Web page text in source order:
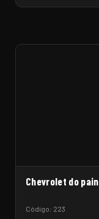
Chevrolet do
Código: 223